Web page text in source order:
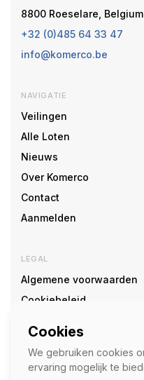
8800 Roeselare, Belgium
+32 (0)485 64 33 47
info@komerco.be
NAVIGATIE
Veilingen
Alle Loten
Nieuws
Over Komerco
Contact
Aanmelden
LEGAL
Algemene voorwaarden
Cookiebeleid
SOCIAL